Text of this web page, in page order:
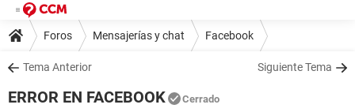
Foros Mensajerías y chat Facebook
Tema Anterior Siguiente Tema
ERROR EN FACEBOOK Cerrado